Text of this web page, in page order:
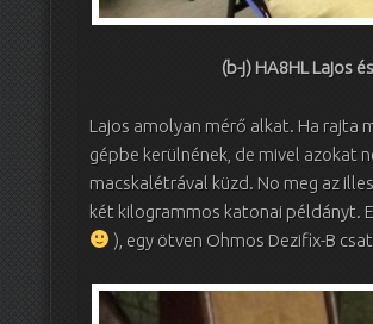
(b-j) HA8HL Lajos
Lajos amolyan mérő alkat. Ha rajta
gépbe kerülnének, de mivel azokat
macskalétrával küzd. No meg az
két kilogrammos katonai példányt.
), egy ötven Ohmos Dezifix-B